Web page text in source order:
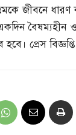
জীবনে ধারণ
বৈষম্যহীন ও
প্রেস